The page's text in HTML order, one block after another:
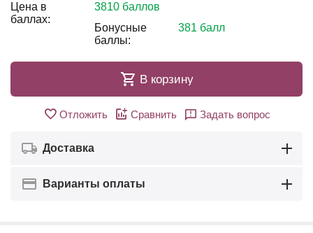
Цена в
баллах:
3810 баллов
Бонусные
баллы:
381 балл
В корзину
Отложить Сравнить Задать вопрос
Доставка
Варианты оплаты